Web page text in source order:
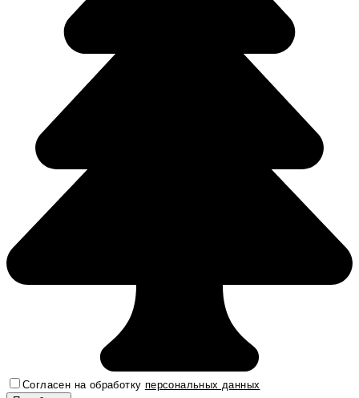
Согласен на обработку персональных данных